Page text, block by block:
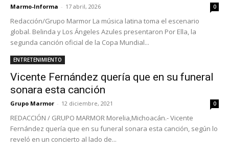
Marmo-Informa - 17 abril, 2026 0
Redacción/Grupo Marmor La música latina toma el escenario
global. Belinda y Los Ángeles Azules presentaron Por Ella, la
segunda canción oficial de la Copa Mundial...
ENTRETENIMIENTO
Vicente Fernández quería que en su funeral
sonara esta canción
Grupo Marmor - 12 diciembre, 2021 0
REDACCIÓN / GRUPO MARMOR Morelia,Michoacán.- Vicente
Fernández quería que en su funeral sonara esta canción, según lo
reveló en un concierto al lado de...